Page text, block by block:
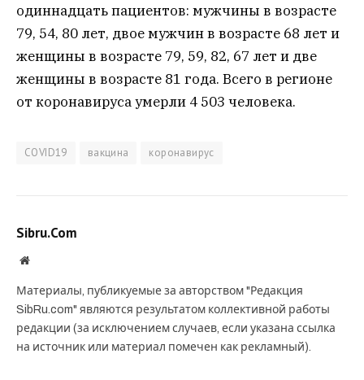
одиннадцать пациентов: мужчины в возрасте
79, 54, 80 лет, двое мужчин в возрасте 68 лет и
женщины в возрасте 79, 59, 82, 67 лет и две
женщины в возрасте 81 года. Всего в регионе
от коронавируса умерли 4 503 человека.
COVID19 вакцина коронавирус
Sibru.Com
Website
Материалы, публикуемые за авторством "Редакция
SibRu.com" являются результатом коллективной работы
редакции (за исключением случаев, если указана ссылка
на источник или материал помечен как рекламный).